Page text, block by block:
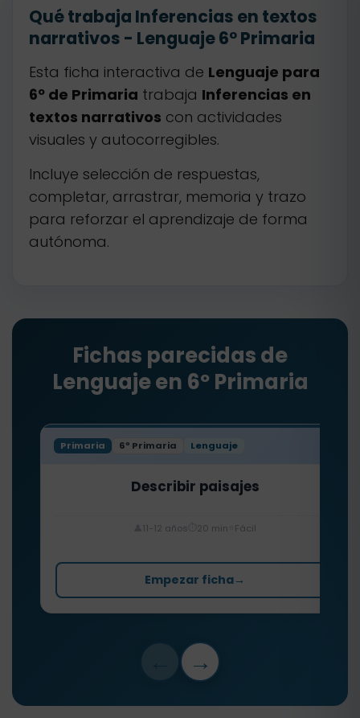
Qué trabaja Inferencias en textos
narrativos - Lenguaje 6º Primaria
Esta ficha interactiva de Lenguaje para
6º de Primaria trabaja Inferencias en
textos narrativos con actividades
visuales y autocorregibles.
Incluye selección de respuestas,
completar, arrastrar, memoria y trazo
para reforzar el aprendizaje de forma
autónoma.
Fichas parecidas de
Lenguaje en 6º Primaria
Primaria 6º Primaria Lenguaje
Describir paisajes
11-12 años 20 min Fácil
Empezar ficha→
→